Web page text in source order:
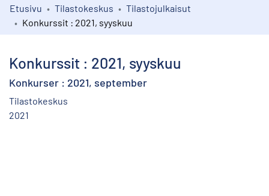
Kokoelmat
Etusivu Tilastokeskus
Tilastojulkaisut
Konkurssit : 2021, syyskuu
Konkurssit : 2021, syyskuu
Konkurser : 2021, september
Tilastokeskus
2021